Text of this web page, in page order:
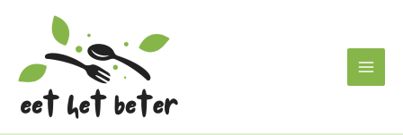
inhoud
e
e